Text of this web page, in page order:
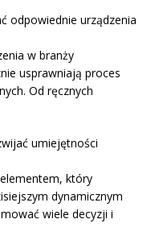
odpowiednie urządzenia
w branży
usprawniają proces
Od ręcznych
umiejętności
który
dynamicznym
wiele decyzji i